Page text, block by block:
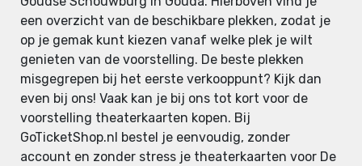
een overzicht van de beschikbare plekken, zodat je
op je gemak kunt kiezen vanaf welke plek je wilt
genieten van de voorstelling. De beste plekken
misgegrepen bij het eerste verkooppunt? Kijk dan
even bij ons! Vaak kan je bij ons tot kort voor de
voorstelling theaterkaarten kopen. Bij
GoTicketShop.nl bestel je eenvoudig, zonder
account en zonder stress je theaterkaarten voor De